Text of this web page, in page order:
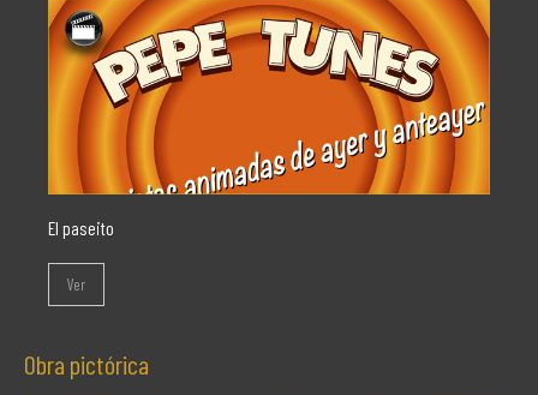
El paseito
Ver
Obra pictórica